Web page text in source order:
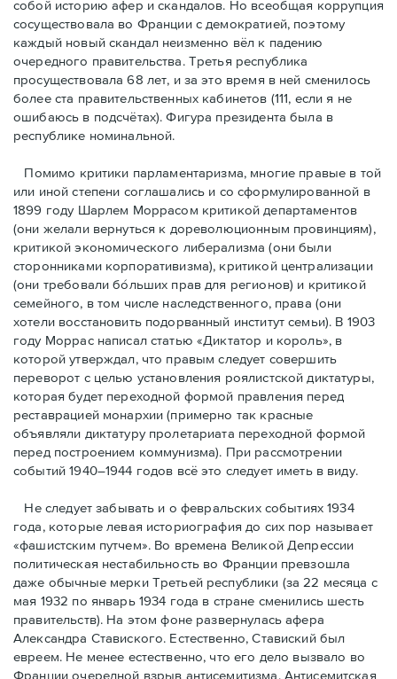
собой историю афер и скандалов. Но всеобщая коррупция
сосуществовала во Франции с демократией, поэтому
каждый новый скандал неизменно вёл к падению
очередного правительства. Третья республика
просуществовала 68 лет, и за это время в ней сменилось
более ста правительственных кабинетов (111, если я не
ошибаюсь в подсчётах). Фигура президента была в
республике номинальной.
Помимо критики парламентаризма, многие правые в той
или иной степени соглашались и со сформулированной в
1899 году Шарлем Моррасом критикой департаментов
(они желали вернуться к дореволюционным провинциям),
критикой экономического либерализма (они были
сторонниками корпоративизма), критикой централизации
(они требовали бóльших прав для регионов) и критикой
семейного, в том числе наследственного, права (они
хотели восстановить подорванный институт семьи). В 1903
году Моррас написал статью «Диктатор и король», в
которой утверждал, что правым следует совершить
переворот с целью установления роялистской диктатуры,
которая будет переходной формой правления перед
реставрацией монархии (примерно так красные
объявляли диктатуру пролетариата переходной формой
перед построением коммунизма). При рассмотрении
событий 1940–1944 годов всё это следует иметь в виду.
Не следует забывать и о февральских событиях 1934
года, которые левая историография до сих пор называет
«фашистским путчем». Во времена Великой Депрессии
политическая нестабильность во Франции превзошла
даже обычные мерки Третьей республики (за 22 месяца с
мая 1932 по январь 1934 года в стране сменились шесть
правительств). На этом фоне развернулась афера
Александра Ставиского. Естественно, Ставиский был
евреем. Не менее естественно, что его дело вызвало во
Франции очередной взрыв антисемитизма. Антисемитская